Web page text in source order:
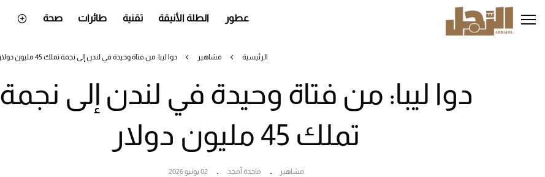
إلى
المحتوى
عطور الطلة الأنيقة تقنية طائرات صحة
الرئيسية مشاهير دوا ليبا: من فتاة وحيدة في لندن إلى نجمة تملك 45 مليون دولار
دوا ليبا: من فتاة وحيدة في لندن إلى نجمة
تملك 45 مليون دولار
مشاهير ماجدة أمجد 02 يونيو 2026